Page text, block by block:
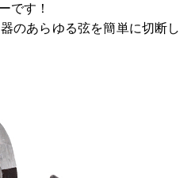
ーです！
のあらゆる弦を簡単に切断し